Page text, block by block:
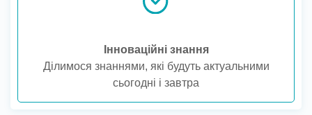
Інноваційні знання
Ділимося знаннями, які будуть актуальними
сьогодні і завтра